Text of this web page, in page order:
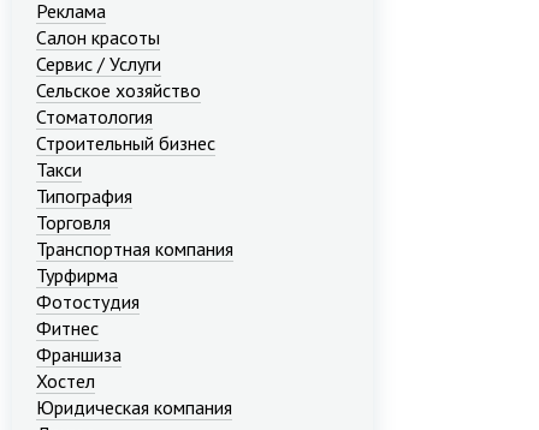
Реклама
Салон красоты
Сервис / Услуги
Сельское хозяйство
Стоматология
Строительный бизнес
Такси
Типография
Торговля
Транспортная компания
Турфирма
Фотостудия
Фитнес
Франшиза
Хостел
Юридическая компания